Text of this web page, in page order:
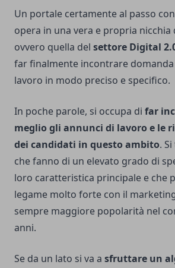
Un portale certamente al passo
opera in una vera e propria nicchia
ovvero quella del settore Digital
far finalmente incontrare
lavoro in modo preciso e specifico.
In poche parole, si occupa di far
meglio gli annunci di lavoro e le
dei candidati in questo ambito.
che fanno di un elevato grado di
loro caratteristica principale e che
legame molto forte con il
sempre maggiore popolarità nel
anni.
Se da un lato si va a sfruttare un